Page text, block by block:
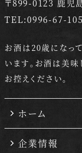
〒899-0123 鹿児
TEL:0996-67-
お酒は20歳になっ
います。 お酒は美味
お控えください。
ホーム
企業情報